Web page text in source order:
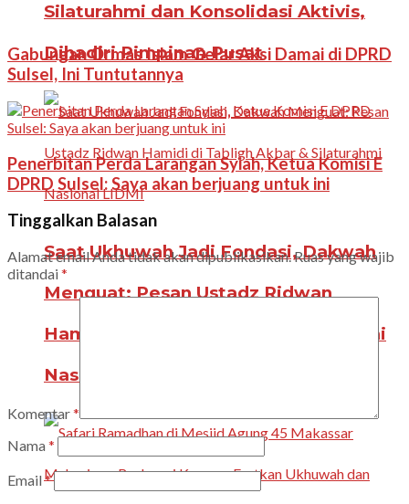
Silaturahmi dan Konsolidasi Aktivis,
Dihadiri Pimpinan Pusat
Saat Ukhuwah Jadi Fondasi, Dakwah
Menguat: Pesan Ustadz Ridwan
Hamidi di Tabligh Akbar & Silaturahmi
Nasional LIDMI
Gabungan Ormas Islam Gelar Aksi Damai di DPRD
Sulsel, Ini Tuntutannya
Penerbitan Perda Larangan Syiah, Ketua Komisi E
DPRD Sulsel: Saya akan berjuang untuk ini
Tinggalkan Balasan
Alamat email Anda tidak akan dipublikasikan.Ruas yang wajib
ditandai *
Komentar*
Nama *
Email*